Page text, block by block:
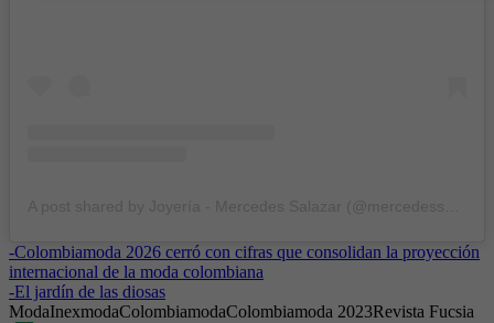
-Colombiamoda 2026 cerró con cifras que consolidan la proyección
internacional de la moda colombiana
-El jardín de las diosas
ModaInexmodaColombiamodaColombiamoda 2023Revista Fucsia